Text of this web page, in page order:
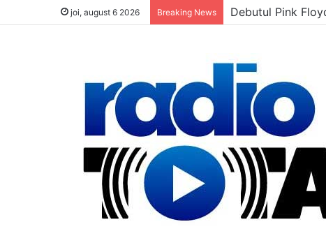
joi, august 6 2026 Breaking News Debutul Pink